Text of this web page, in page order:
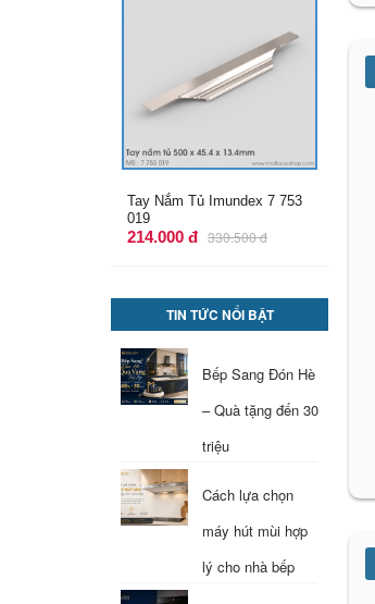
Tay Nắm Tủ Imundex 7 753
022
288.000 đ 443.900 đ
TIN TỨC NỔI BẬT
Bếp Sang Đón Hè
– Quà tặng đến 30
triệu
Cách lựa chọn
máy hút mùi hợp
lý cho nhà bếp